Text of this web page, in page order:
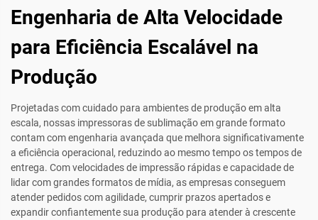
Engenharia de Alta Velocidade
para Eficiência Escalável na
Produção
Projetadas com cuidado para ambientes de produção em alta
escala, nossas impressoras de sublimação em grande formato
contam com engenharia avançada que melhora significativamente
a eficiência operacional, reduzindo ao mesmo tempo os tempos de
entrega. Com velocidades de impressão rápidas e capacidade de
lidar com grandes formatos de mídia, as empresas conseguem
atender pedidos com agilidade, cumprir prazos apertados e
expandir confiantemente sua produção para atender à crescente